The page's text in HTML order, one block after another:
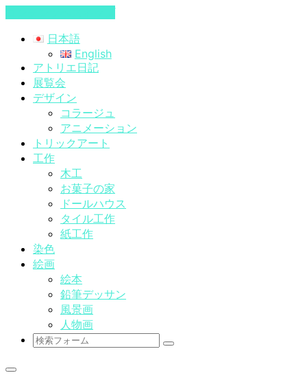
日本語
English
アトリエ日記
展覧会
デザイン
コラージュ
アニメーション
トリックアート
工作
木工
お菓子の家
ドールハウス
タイル工作
紙工作
染色
絵画
絵本
鉛筆デッサン
風景画
人物画
検